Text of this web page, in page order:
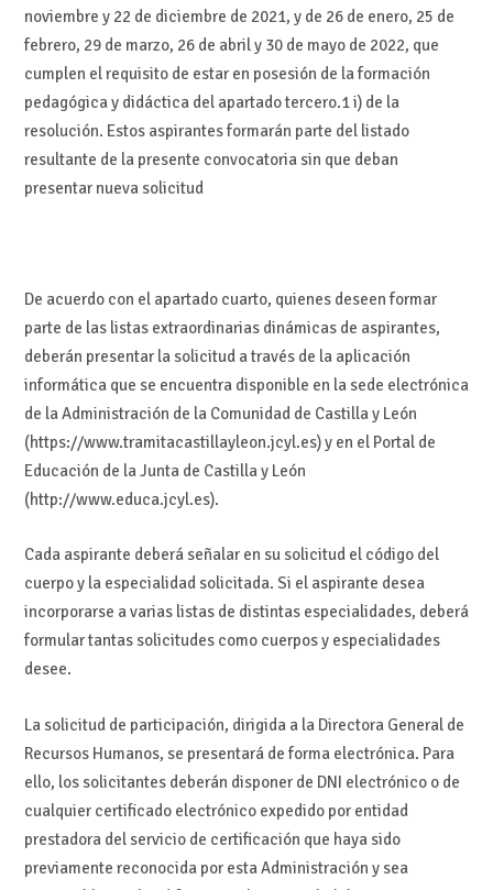
noviembre y 22 de diciembre de 2021, y de 26 de enero, 25 de
febrero, 29 de marzo, 26 de abril y 30 de mayo de 2022, que
cumplen el requisito de estar en posesión de la formación
pedagógica y didáctica del apartado tercero.1 i) de la
resolución. Estos aspirantes formarán parte del listado
resultante de la presente convocatoria sin que deban
presentar nueva solicitud
De acuerdo con el apartado cuarto, quienes deseen formar
parte de las listas extraordinarias dinámicas de aspirantes,
deberán presentar la solicitud a través de la aplicación
informática que se encuentra disponible en la sede electrónica
de la Administración de la Comunidad de Castilla y León
(https://www.tramitacastillayleon.jcyl.es) y en el Portal de
Educación de la Junta de Castilla y León
(http://www.educa.jcyl.es).
Cada aspirante deberá señalar en su solicitud el código del
cuerpo y la especialidad solicitada. Si el aspirante desea
incorporarse a varias listas de distintas especialidades, deberá
formular tantas solicitudes como cuerpos y especialidades
desee.
La solicitud de participación, dirigida a la Directora General de
Recursos Humanos, se presentará de forma electrónica. Para
ello, los solicitantes deberán disponer de DNI electrónico o de
cualquier certificado electrónico expedido por entidad
prestadora del servicio de certificación que haya sido
previamente reconocida por esta Administración y sea